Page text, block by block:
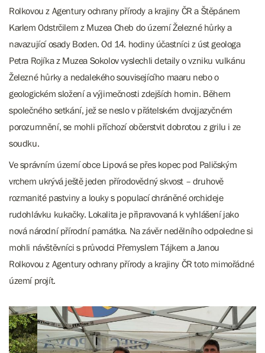
Rolkovou z Agentury ochrany přírody a krajiny ČR a Štěpánem
Karlem Odstrčilem z Muzea Cheb do území Železné hůrky a
navazující osady Boden. Od 14. hodiny účastníci z úst geologa
Petra Rojíka z Muzea Sokolov vyslechli detaily o vzniku vulkánu
Železné hůrky a nedalekého souvisejícího maaru nebo o
geologickém složení a výjimečnosti zdejších hornin. Během
společného setkání, jež se neslo v přátelském dvojjazyčném
porozumnění, se mohli příchozí občerstvit dobrotou z grilu i ze
soudku.
Ve správním území obce Lipová se přes kopec pod Paličským
vrchem ukrývá ještě jeden přírodovědný skvost – druhově
rozmanité pastviny a louky s populací chráněné orchideje
rudohlávku kukačky. Lokalita je připravovaná k vyhlášení jako
nová národní přírodní památka. Na závěr nedělního odpoledne si
mohli návštěvníci s průvodci Přemyslem Tájkem a Janou
Rolkovou z Agentury ochrany přírody a krajiny ČR toto mimořádné
území projít.